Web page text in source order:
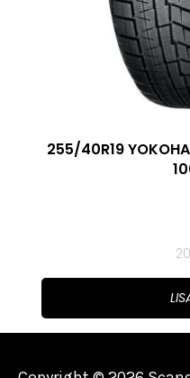
255/40R19